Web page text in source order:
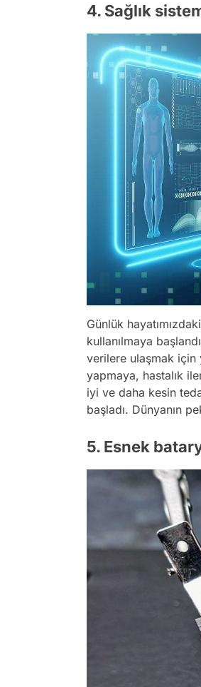
4. Sağlık
Günlük
kullanılmaya
verilere ulaşmak için
yapmaya, hastalık
iyi ve daha kesin
başladı. Dünyanın
5. Esnek